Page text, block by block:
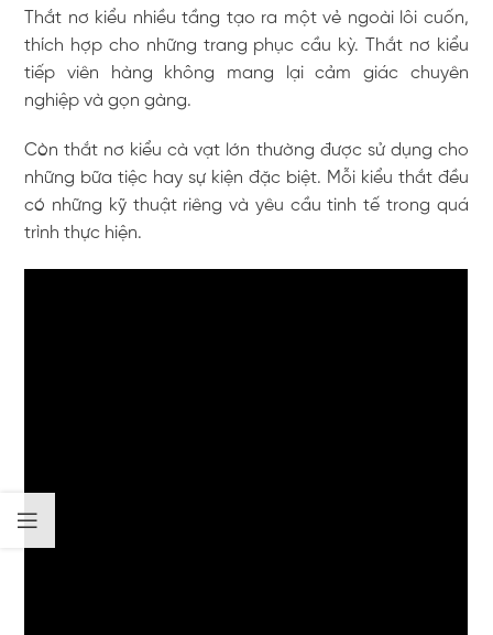
Thắt nơ kiểu nhiều tầng tạo ra một vẻ ngoài lôi cuốn,
thích hợp cho những trang phục cầu kỳ. Thắt nơ kiểu
tiếp viên hàng không mang lại cảm giác chuyên
nghiệp và gọn gàng.
Còn thắt nơ kiểu cà vạt lớn thường được sử dụng cho
những bữa tiệc hay sự kiện đặc biệt. Mỗi kiểu thắt đều
có những kỹ thuật riêng và yêu cầu tinh tế trong quá
trình thực hiện.